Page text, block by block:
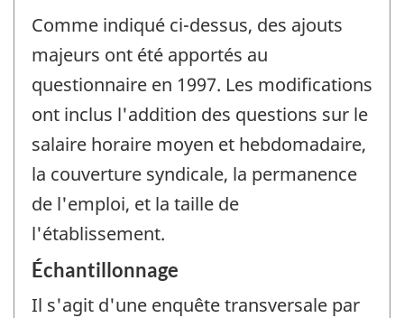
Comme indiqué ci-dessus, des ajouts
majeurs ont été apportés au
questionnaire en 1997. Les modifications
ont inclus l'addition des questions sur le
salaire horaire moyen et hebdomadaire,
la couverture syndicale, la permanence
de l'emploi, et la taille de
l'établissement.
Échantillonnage
Il s'agit d'une enquête transversale par